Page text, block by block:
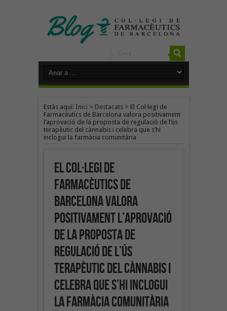
Estàs aquí: Inici > Destacats> El Col·legi de
Farmacèutics de Barcelona valora positivament
l’aprovació de la proposta de regulació de l’ús
terapèutic del cànnabis i celebra que s’hi
inclogui la farmàcia comunitària
El Col·legi de
Farmacèutics de
Barcelona valora
positivament l’aprovació
de la proposta de
regulació de l’ús
terapèutic del cànnabis i
celebra que s’hi inclogui
la farmàcia comunitària